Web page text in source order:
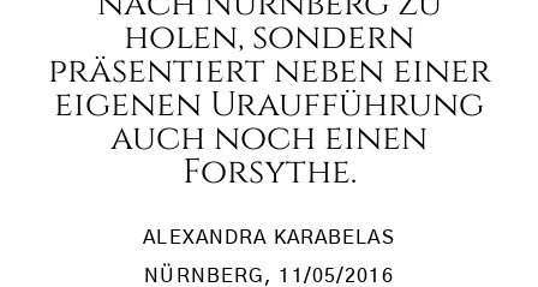
holen, sondern
präsentiert neben einer
eigenen Uraufführung
auch noch einen
Forsythe.
ALEXANDRA KARABELAS
NÜRNBERG , 11/05/2016